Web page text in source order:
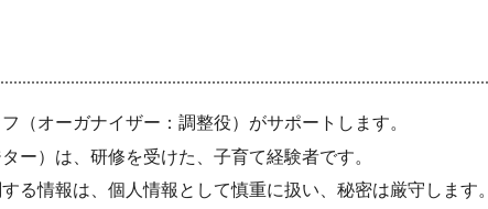
（オーガナイザー：調整役）がサポートします。
ー）は、研修を受けた、子育て経験者です。
る情報は、個人情報として慎重に扱い、秘密は厳守します。